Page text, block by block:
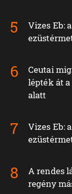
Vizes Eb:
Ceutai
lépték át
alatt
Vizes Eb:
A rendes
regény